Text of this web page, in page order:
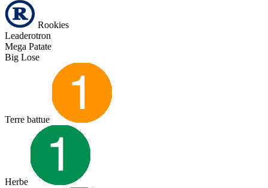
Rookies
Leaderotron
Mega Patate
Big Lose
Terre battue
Herbe